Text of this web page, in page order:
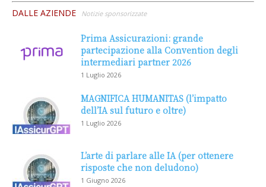
DALLE AZIENDE Notizie sponsorizzate
Prima Assicurazioni: grande
partecipazione alla Convention degli
intermediari partner 2026
1 Luglio 2026
MAGNIFICA HUMANITAS (l’impatto
dell’IA sul futuro e oltre)
1 Luglio 2026
L’arte di parlare alle IA (per ottenere
risposte che non deludono)
1 Giugno 2026